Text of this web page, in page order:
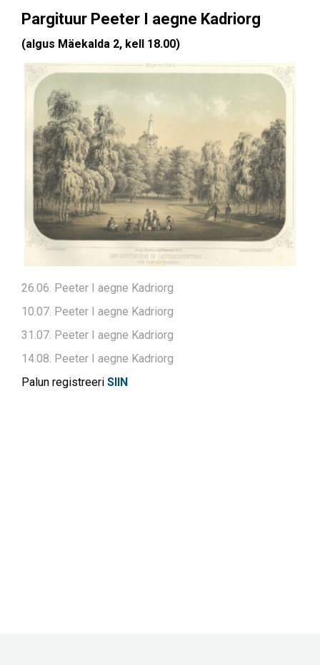
Pargituur Peeter I aegne Kadriorg
(algus Mäekalda 2, kell 18.00)
26.06. Peeter I aegne Kadriorg
10.07. Peeter I aegne Kadriorg
31.07. Peeter I aegne Kadriorg
14.08. Peeter I aegne Kadriorg
Palun registreeri SIIN